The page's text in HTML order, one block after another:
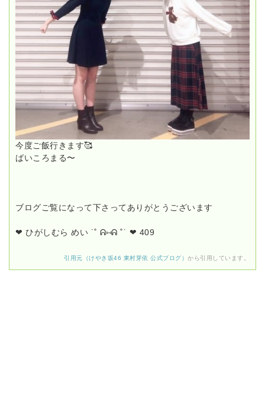
今度ご飯行きます🥰
ばいころまる〜
ブログご覧になって下さってありがとうございます
❤︎ ひがしむら めい ˙˚ ᕱ⑅ᕱ ˚˙ ❤︎ 409
引用元（けやき坂46 東村芽依 公式ブログ） から引用しています。